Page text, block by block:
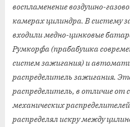
воспламенение воздушно-
камерах цилиндра. В систему
входили медно-цинковые
Румкорфа (прабабушка
систем зажигания) и
распределитель зажигания.
распределитель, в отличие от
механических
распределял искру между